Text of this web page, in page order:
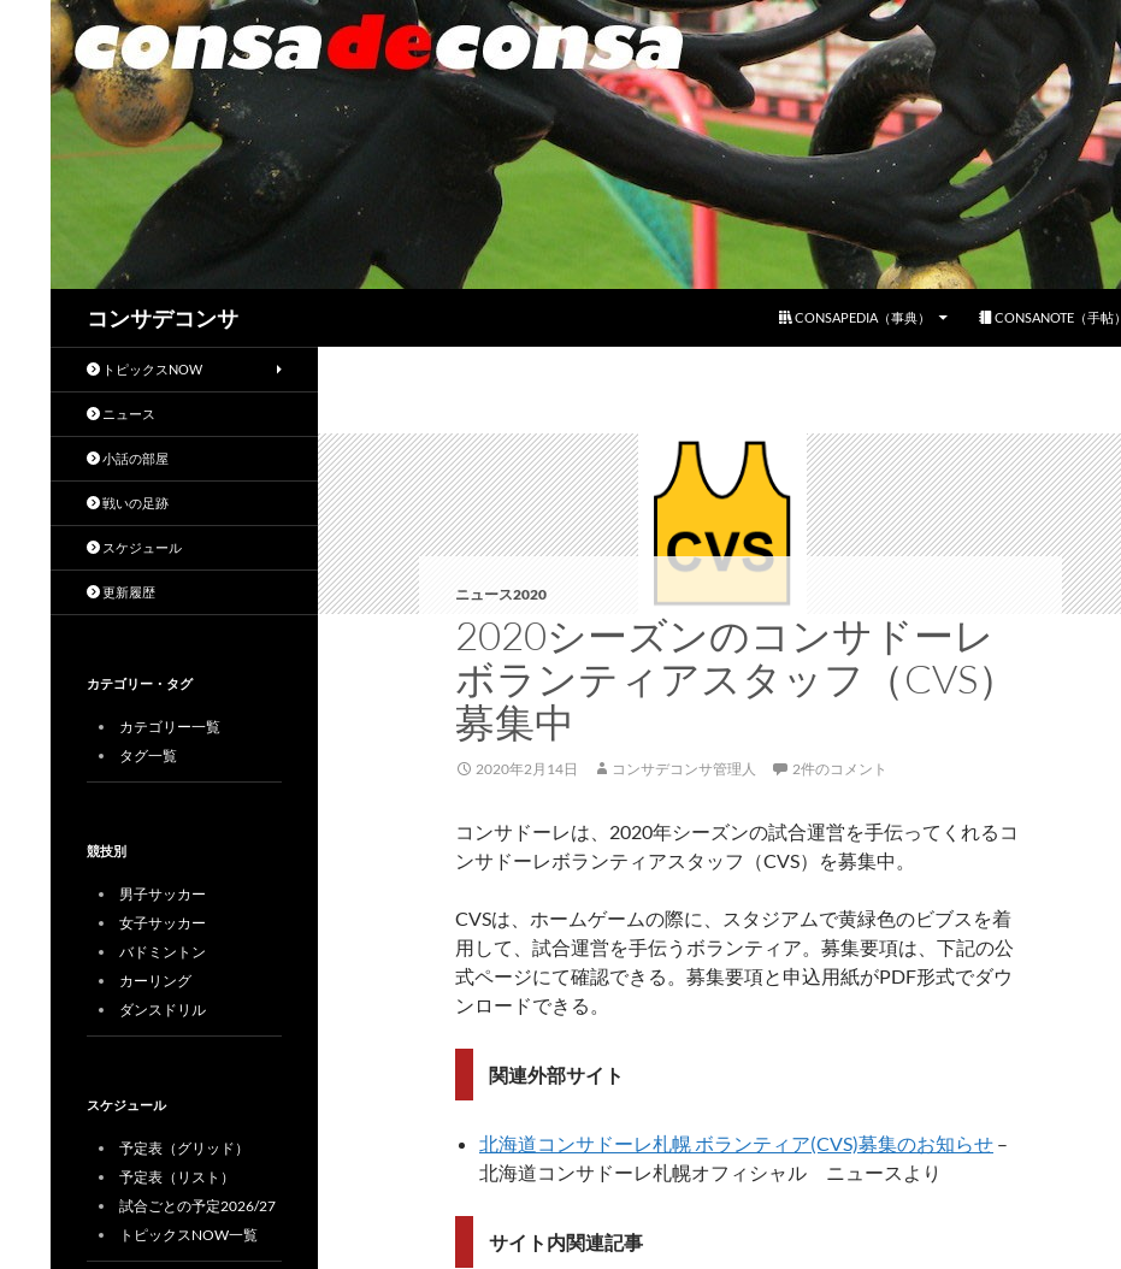
コンサデコンサ
CONSAPEDIA（事典）
CONSANOTE（手帖）
ニュース2020
2020シーズンのコンサドーレ
ボランティアスタッフ（CVS）
募集中
2020年2月14日 コンサデコンサ管理人 2件のコメント
コンサドーレは、2020年シーズンの試合運営を手伝ってくれるコ
ンサドーレボランティアスタッフ（CVS）を募集中。
CVSは、ホームゲームの際に、スタジアムで黄緑色のビブスを着
用して、試合運営を手伝うボランティア。募集要項は、下記の公
式ページにて確認できる。募集要項と申込用紙がPDF形式でダウ
ンロードできる。
関連外部サイト
北海道コンサドーレ札幌 ボランティア(CVS)募集のお知らせ –
北海道コンサドーレ札幌オフィシャル ニュースより
サイト内関連記事
トピックスNOW
ニュース
小話の部屋
戦いの足跡
スケジュール
更新履歴
カテゴリー・タグ
カテゴリー一覧
タグ一覧
競技別
男子サッカー
女子サッカー
バドミントン
カーリング
ダンスドリル
スケジュール
予定表（グリッド）
予定表（リスト）
試合ごとの予定2026/27
トピックスNOW一覧